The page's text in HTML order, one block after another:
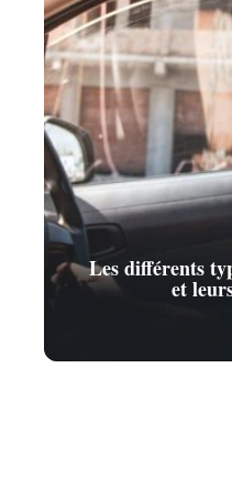
Les différents
et